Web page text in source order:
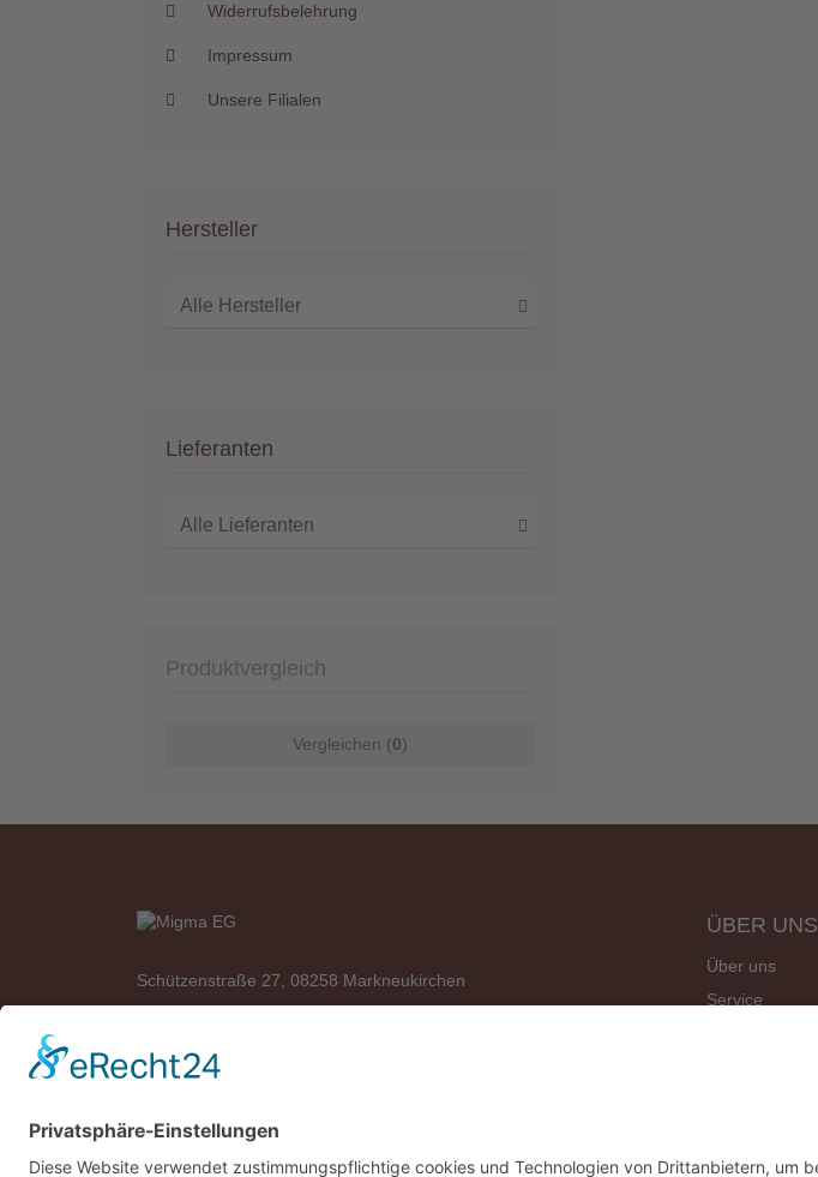
Widerrufsbelehrung
Impressum
Unsere Filialen
Hersteller
Lieferanten
Produktvergleich
Vergleichen (0)
Schützenstraße 27, 08258 Markneukirchen
E-Mail:info@migma-eg.de
ÜBER UNS
Über uns
Service